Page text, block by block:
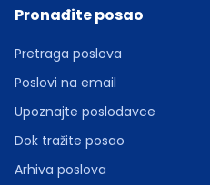
Pronađite posao
Pretraga poslova
Poslovi na email
Upoznajte poslodavce
Dok tražite posao
Arhiva poslova